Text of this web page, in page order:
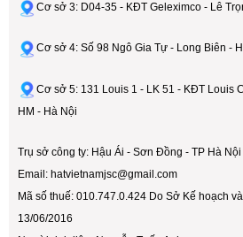
Cơ sở 3: D04-35 - KĐT Geleximco - Lê
Cơ sở 4: Số 98 Ngô Gia Tự - Long Biên -
Cơ sở 5: 131 Louis 1 - LK 51 - KĐT Louis
HM - Hà Nội
Trụ sở công ty: Hậu Ái - Sơn Đồng - TP Hà Nội
Email: hatvietnamjsc@gmail.com
Mã số thuế: 010.747.0.424 Do Sở Kế hoạch
13/06/2016